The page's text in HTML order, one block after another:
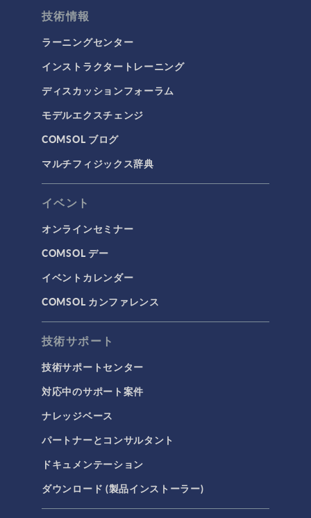
COMSOL 5.5 Update 1
技術情報
ラーニングセンター
インストラクタートレーニング
ディスカッションフォーラム
モデルエクスチェンジ
COMSOL ブログ
マルチフィジックス辞典
イベント
オンラインセミナー
COMSOL デー
イベントカレンダー
COMSOL カンファレンス
技術サポート
技術サポートセンター
対応中のサポート案件
ナレッジベース
パートナーとコンサルタント
ドキュメンテーション
ダウンロード (製品インストーラー)